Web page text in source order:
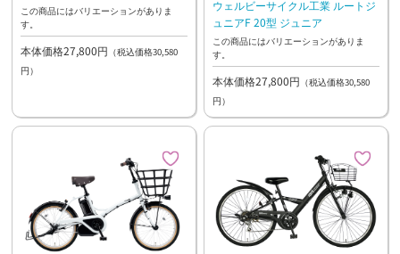
この商品にはバリエーションがありま
す。
本体価格27,800円 （税込価格30,580
円）
ウェルビーサイクル工業 ルートジ
ュニアF 20型 ジュニア
この商品にはバリエーションがありま
す。
本体価格27,800円 （税込価格30,580
円）